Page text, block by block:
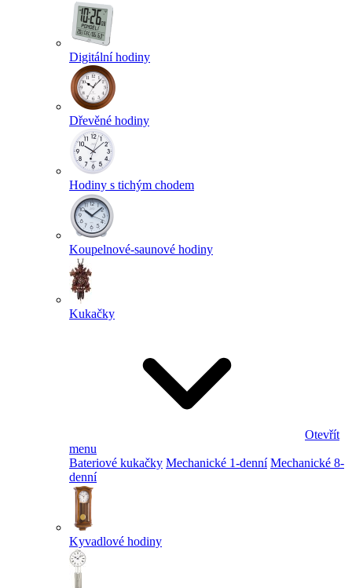
Digitální hodiny
Dřevěné hodiny
Hodiny s tichým chodem
Koupelnové-saunové hodiny
Kukačky
Otevřít
menu
Bateriové kukačky Mechanické 1-denní Mechanické 8-
denní
Kyvadlové hodiny